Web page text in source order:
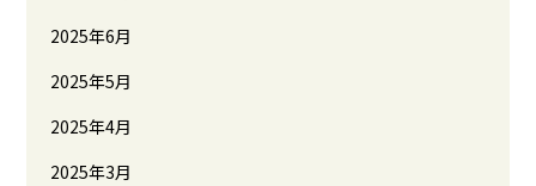
2025年6月
2025年5月
2025年4月
2025年3月